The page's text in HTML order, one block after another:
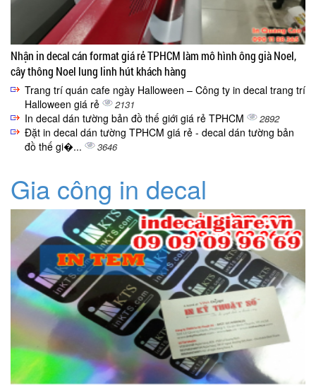
Nhận in decal cán format giá rẻ TPHCM làm mô hình ông già Noel,
cây thông Noel lung linh hút khách hàng
Trang trí quán cafe ngày Halloween – Công ty in decal trang trí
Halloween giá rẻ
2131
In decal dán tường bản đồ thế giới giá rẻ TPHCM 2892
Đặt in decal dán tường TPHCM giá rẻ - decal dán tường bản
đồ thế gi�...
3646
Gia công in decal